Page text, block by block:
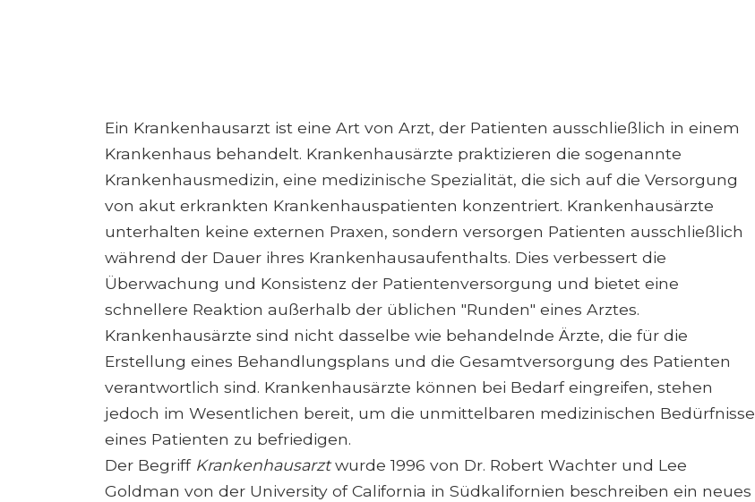
Ein Krankenhausarzt ist eine Art von Arzt, der Patienten ausschließlich in einem
Krankenhaus behandelt. Krankenhausärzte praktizieren die sogenannte
Krankenhausmedizin, eine medizinische Spezialität, die sich auf die Versorgung
von akut erkrankten Krankenhauspatienten konzentriert. Krankenhausärzte
unterhalten keine externen Praxen, sondern versorgen Patienten ausschließlich
während der Dauer ihres Krankenhausaufenthalts. Dies verbessert die
Überwachung und Konsistenz der Patientenversorgung und bietet eine
schnellere Reaktion außerhalb der üblichen "Runden" eines Arztes.
Krankenhausärzte sind nicht dasselbe wie behandelnde Ärzte, die für die
Erstellung eines Behandlungsplans und die Gesamtversorgung des Patienten
verantwortlich sind. Krankenhausärzte können bei Bedarf eingreifen, stehen
jedoch im Wesentlichen bereit, um die unmittelbaren medizinischen Bedürfnisse
eines Patienten zu befriedigen.
Der Begriff Krankenhausarztwurde 1996 von Dr. Robert Wachter und Lee
Goldman von der University of California in Südkalifornien beschreiben ein neues